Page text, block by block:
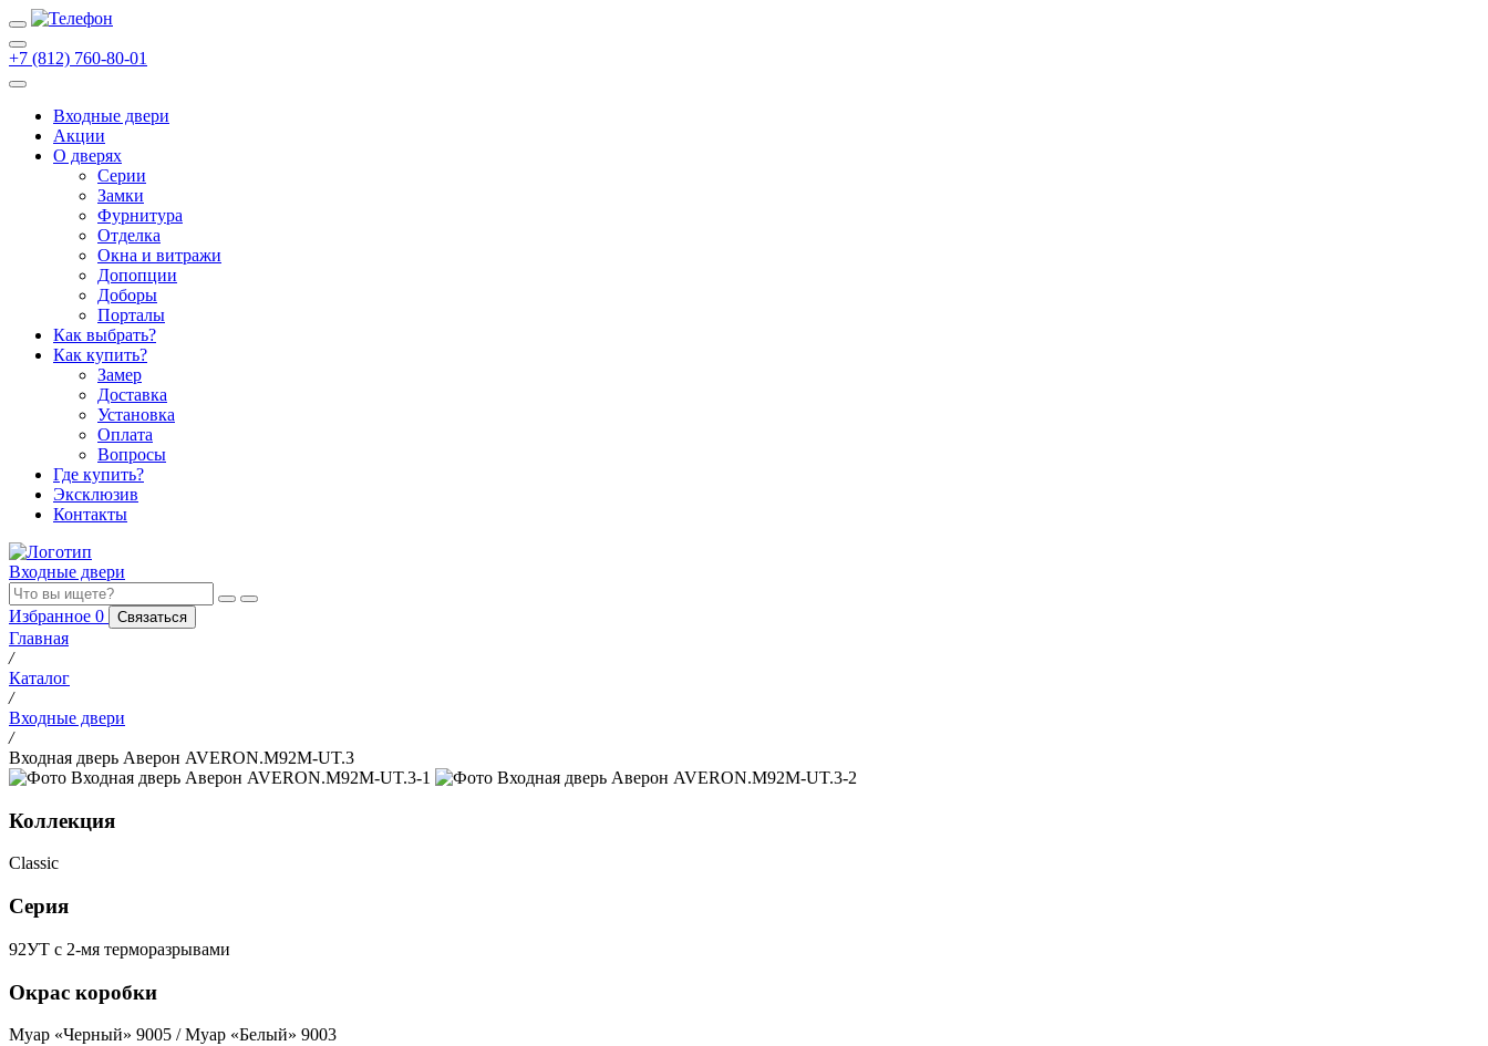
+7 (812) 760-80-01
Входные двери
Акции
О дверях
Cерии
Замки
Фурнитура
Отделка
Окна и витражи
Допопции
Доборы
Порталы
Как выбрать?
Как купить?
Замер
Доставка
Установка
Оплата
Вопросы
Где купить?
Эксклюзив
Контакты
Входные двери
Избранное 0 Связаться
Главная
/
Каталог
/
Входные двери
/
Входная дверь Аверон AVERON.M92M-UT.3
Коллекция
Classic
Серия
92УТ с 2-мя терморазрывами
Окрас коробки
Муар «Черный» 9005 / Муар «Белый» 9003